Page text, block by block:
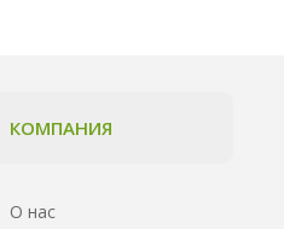
КОМПАНИЯ
О нас